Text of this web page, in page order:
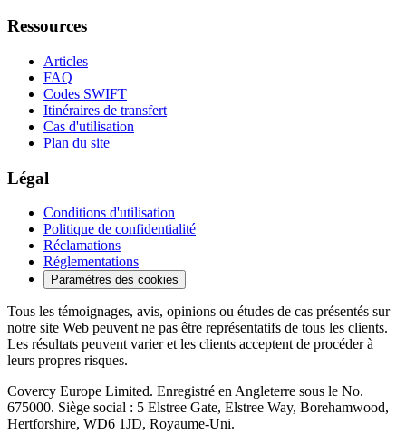
Ressources
Articles
FAQ
Codes SWIFT
Itinéraires de transfert
Cas d'utilisation
Plan du site
Légal
Conditions d'utilisation
Politique de confidentialité
Réclamations
Réglementations
Paramètres des cookies
Tous les témoignages, avis, opinions ou études de cas présentés sur
notre site Web peuvent ne pas être représentatifs de tous les clients.
Les résultats peuvent varier et les clients acceptent de procéder à
leurs propres risques.
Covercy Europe Limited. Enregistré en Angleterre sous le No.
675000. Siège social : 5 Elstree Gate, Elstree Way, Borehamwood,
Hertforshire, WD6 1JD, Royaume-Uni.